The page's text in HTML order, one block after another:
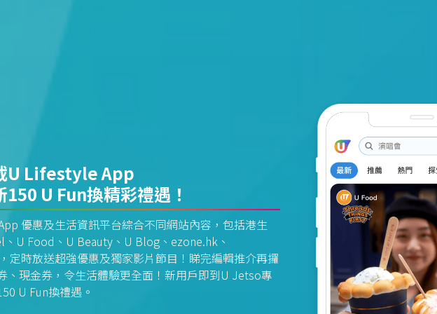
U Lifestyle App
150 U Fun換精彩禮遇！
優惠及生活資訊平台綜合不同網站內容，包括港生
、U Food、U Beauty、U Blog、ezone.hk、
定時放送超強優惠及獨家影片節目！睇完編輯推介再攞
、現金券，令生活體驗更全面！新用戶即到U Jetso專
U Fun換禮遇。